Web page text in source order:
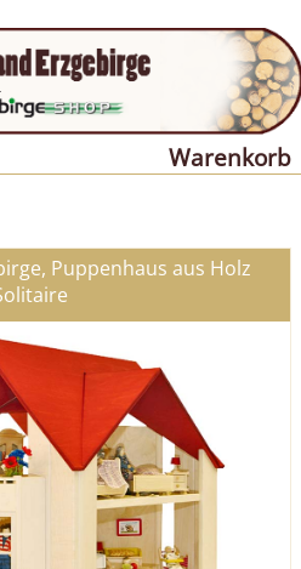
Warenkorb
Puppenhaus aus Holz